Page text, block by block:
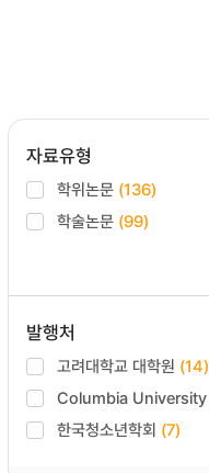
자료유형
학위논문 (136)
학술논문 (99)
발행처
고려대학교 대학원 (14)
Columbia University
한국청소년학회 (7)